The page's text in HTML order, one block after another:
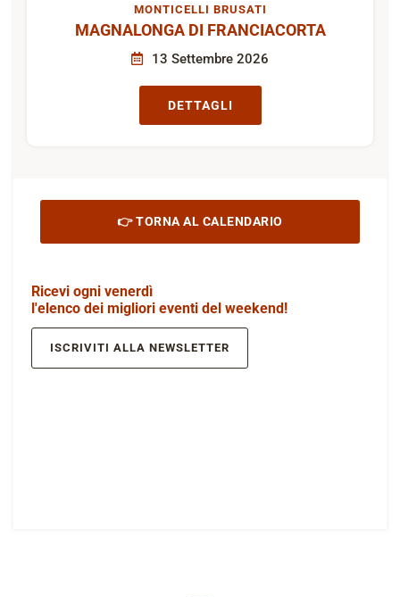
MONTICELLI BRUSATI
MAGNALONGA DI FRANCIACORTA
13 Settembre 2026
DETTAGLI
👉 TORNA AL CALENDARIO
Ricevi ogni venerdì
l'elenco dei migliori eventi del weekend!
ISCRIVITI ALLA NEWSLETTER